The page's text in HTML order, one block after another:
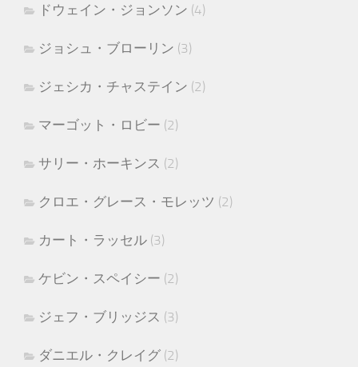
ドウェイン・ジョンソン (4)
ジョシュ・ブローリン (3)
ジェシカ・チャステイン (2)
マーゴット・ロビー (2)
サリー・ホーキンス (2)
クロエ・グレース・モレッツ (2)
カート・ラッセル (3)
ケビン・スペイシー (2)
ジェフ・ブリッジス (3)
ダニエル・クレイグ (2)